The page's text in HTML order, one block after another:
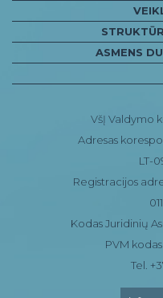
ASMENS
VšĮ Valdymo
Adresas
LT-
Registracijos
Kodas Juridinių
PVM
Tel.